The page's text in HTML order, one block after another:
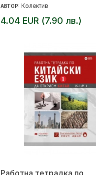
АВТОР: Колектив
4.04 EUR (7.90 лв.)
Работна тетрадка по